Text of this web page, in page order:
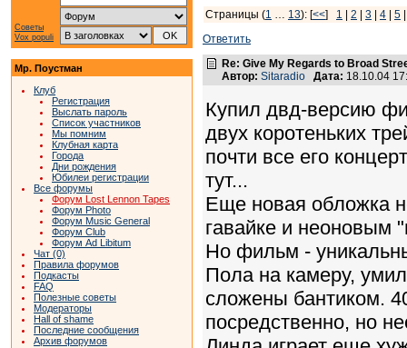
Советы
Vox populi
Мр. Поустман
Клуб
Регистрация
Выслать пароль
Список участников
Мы помним
Клубная карта
Города
Дни рождения
Юбилеи регистрации
Все форумы
Форум Lost Lennon Tapes
Форум Photo
Форум Music General
Форум Club
Форум Ad Libitum
Чат (0)
Правила форумов
Подкасты
FAQ
Полезные советы
Модераторы
Hall of shame
Последние сообщения
Архив форумов
Страницы (1 … 13): [<<] 1 2 3 4 5
Ответить
Re: Give My Regards to Broad
Автор: Sitaradio Дата: 18.10.04
Купил двд-версию
двух коротеньких
почти все его
тут...
Еще новая обложка
гавайке и неоновым
Но фильм -
Пола на камеру,
сложены бантиком.
посредственно, но